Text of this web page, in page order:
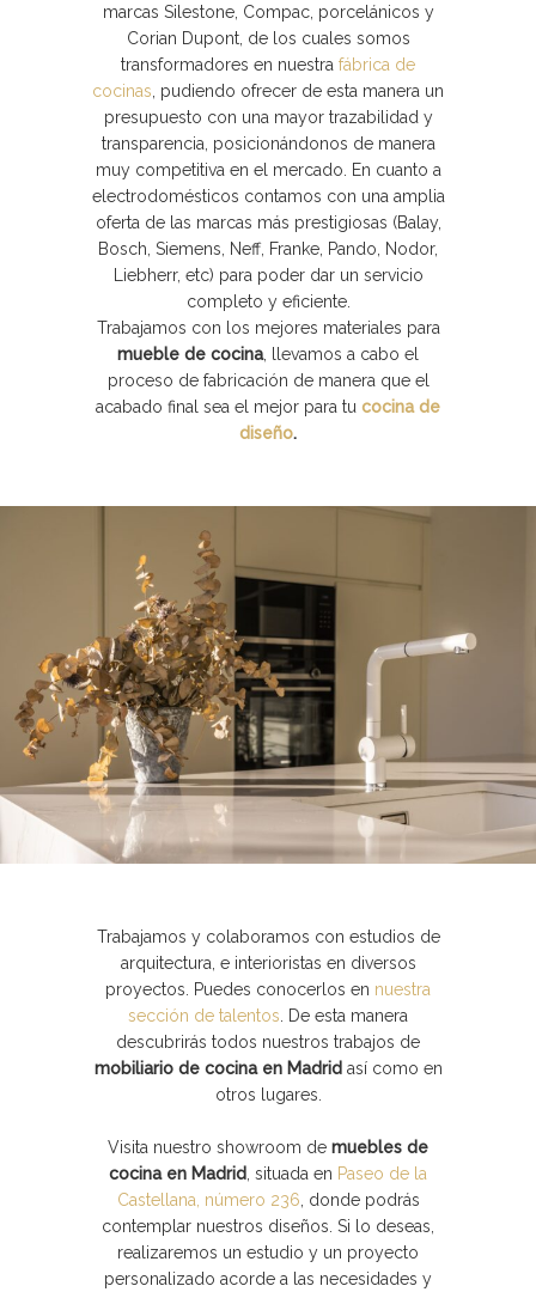
marcas Silestone, Compac, porcelánicos y
Corian Dupont, de los cuales somos
transformadores en nuestra fábrica de
cocinas , pudiendo ofrecer de esta manera un
presupuesto con una mayor trazabilidad y
transparencia, posicionándonos de manera
muy competitiva en el mercado. En cuanto a
electrodomésticos contamos con una amplia
oferta de las marcas más prestigiosas (Balay,
Bosch, Siemens, Neff, Franke, Pando, Nodor,
Liebherr, etc) para poder dar un servicio
completo y eficiente.
Trabajamos con los mejores materiales para
mueble de cocina, llevamos a cabo el
proceso de fabricación de manera que el
acabado final sea el mejor para tu cocina de
diseño.
Trabajamos y colaboramos con estudios de
arquitectura, e interioristas en diversos
proyectos. Puedes conocerlos en nuestra
sección de talentos . De esta manera
descubrirás todos nuestros trabajos de
mobiliario de cocina en Madrid así como en
otros lugares.
Visita nuestro showroom de muebles de
cocina en Madrid , situada en Paseo de la
Castellana, número 236 , donde podrás
contemplar nuestros diseños. Si lo deseas,
realizaremos un estudio y un proyecto
personalizado acorde a las necesidades y